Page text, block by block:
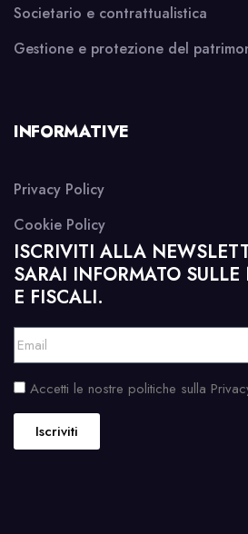
Societario e contrattualistica
Gestione e protezione del
INFORMATIVE
Privacy Policy
Cookie Policy
ISCRIVITI ALLA
SARAI INFORMATO
E FISCALI.
Accetti le nostre politiche sulla
Iscriviti